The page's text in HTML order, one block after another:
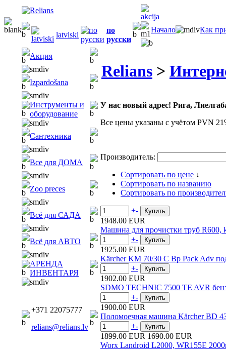
latviski
по
русски
Начало Как
Акция
Izpardošana
Инструменты и
оборудование
Сантехника
Все для ДОМА
Zoo preces
Всё для САДА
Всё для АВТО
АРЕНДА
ИНВЕНТАРЯ
+371 22075777
relians@relians.lv
Relians >
У нас новый адрес! Рига,
Все цены указаны с учётом PVN
Производитель:
Сортировать по цене ↓
Сортировать по названию
Сортировать по
+-
1948.00 EUR
Машина для прочистки труб R600,
+-
1925.00 EUR
Kärcher KM 70/30 C Bp Pack Adv
+-
1902.00 EUR
SDMO TECHNIC 7500 TE AVR
+-
1900.00 EUR
Поломоечная машина Kärcher BD
+-
1899.00 EUR 1690.00 EUR
Worx Landroid L2000, WR155E